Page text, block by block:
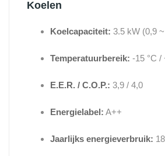
Koelen
Koelcapaciteit: 3.5 kW (0,9
Temperatuurbereik: -15 °C /
E.E.R. / C.O.P.: 3,9 / 4,0
Energielabel: A++
Jaarlijks energieverbruik: